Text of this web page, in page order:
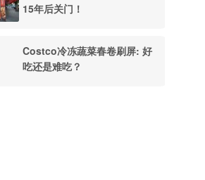
15年后关门！
Costco冷冻蔬菜春卷刷屏: 好
吃还是难吃？